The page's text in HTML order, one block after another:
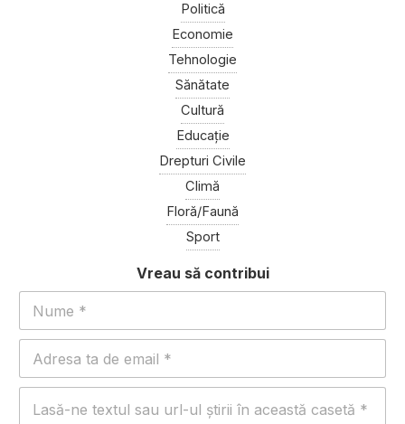
Politică
Economie
Tehnologie
Sănătate
Cultură
Educație
Drepturi Civile
Climă
Floră/Faună
Sport